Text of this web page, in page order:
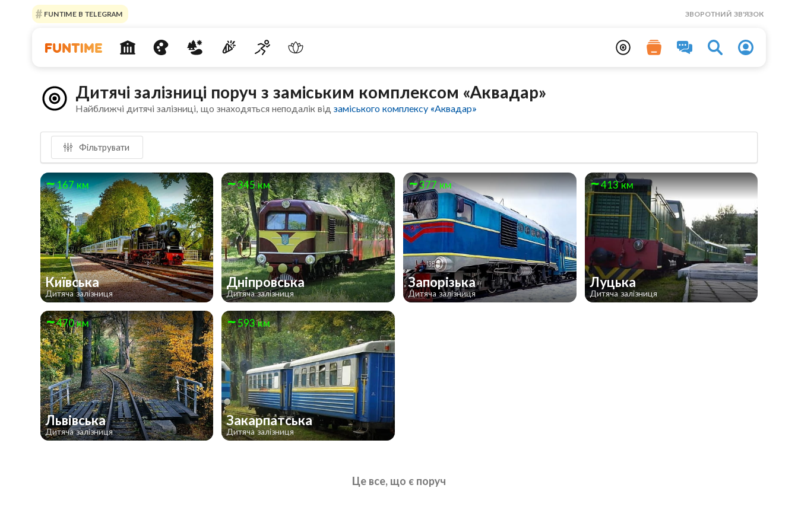
FUNTIME В TELEGRAM ЗВОРОТНИЙ ЗВ'ЯЗОК
Дитячі залізниці поруч з заміським комплексом «Аквадар»
Найближчі дитячі залізниці, що знаходяться неподалік відзаміського комплексу «Аквадар»
Фільтрувати
167 км
Київська
Дитяча залізниця
345 км
Дніпровська
Дитяча залізниця
377 км
Запорізька
Дитяча залізниця
413 км
Луцька
Дитяча залізниця
470 км
Львівська
Дитяча залізниця
593 км
Закарпатська
Дитяча залізниця
Це все, що є поруч